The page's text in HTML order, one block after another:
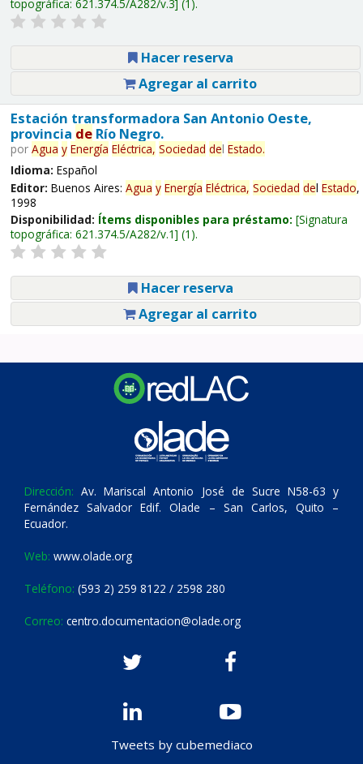
topográfica: 621.374.5/A282/v.3 (1).
Hacer reserva
Agregar al carrito
Estación transformadora San Antonio Oeste,
provincia deRío Negro.
por Agua y Energía Eléctrica, Sociedad del Estado.
Idioma: Español
Editor: Buenos Aires: Agua y Energía Eléctrica, Sociedad del Estado,
1998
Disponibilidad: Ítems disponibles para préstamo: Signatura
topográfica: 621.374.5/A282/v.1 (1).
Hacer reserva
Agregar al carrito
Dirección: Av. Mariscal Antonio José de Sucre N58-63 y
Fernández Salvador Edif. Olade – San Carlos, Quito –
Ecuador.
Web: www.olade.org
Teléfono: (593 2) 259 8122 / 2598 280
Correo: centro.documentacion@olade.org
Tweets by cubemediaco